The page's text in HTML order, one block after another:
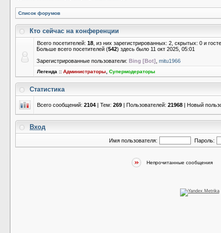
Список форумов
Кто сейчас на конференции
Всего посетителей: 18 , из них зарегистрированных: 2, скрытых: 0 и
Больше всего посетителей (542) здесь было 11 окт 2025, 05:01
Зарегистрированные пользователи: Bing [Bot] mitu1966
Легенда :: Администраторы Супермодераторы
Статистика
Всего сообщений: 2104 | Тем: 269 | Пользователей: 21968 | Новый
Вход
Имя пользователя: Пароль:
Непрочитанные сообщения